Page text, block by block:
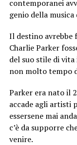
contemporanei
genio della
Il destino avrebbe
Charlie Parker
del suo stile di
non molto tempo
Parker era nato il
accade agli artisti
essersene mai
c’è da supporre
venire.